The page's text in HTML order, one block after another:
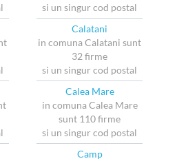
si un singur cod postal
Calatani
in comuna Calatani sunt
32 firme
si un singur cod postal
Calea Mare
in comuna Calea Mare
sunt 110 firme
si un singur cod postal
Camp